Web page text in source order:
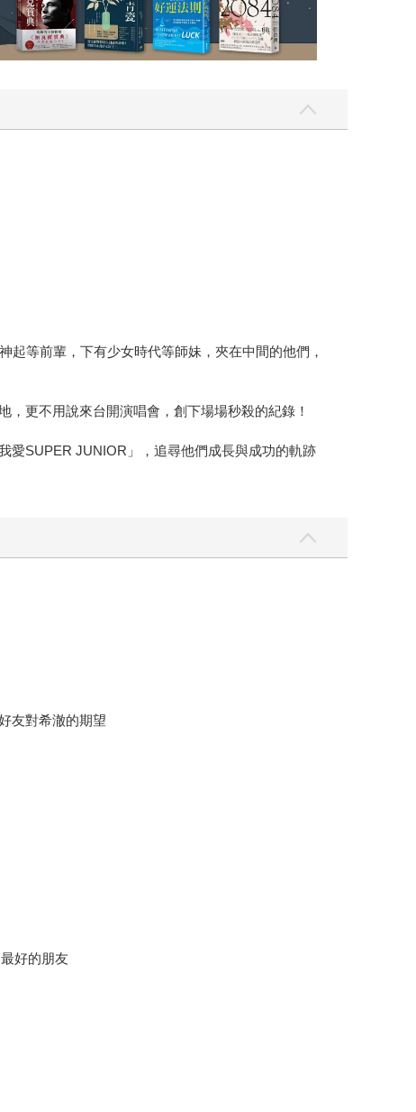
等前輩，下有少女時代等師妹，夾在中間的他們，
更不用說來台開演唱會，創下場場秒殺的紀錄！
愛SUPER JUNIOR」，追尋他們成長與成功的軌跡
友對希澈的期望
好的朋友